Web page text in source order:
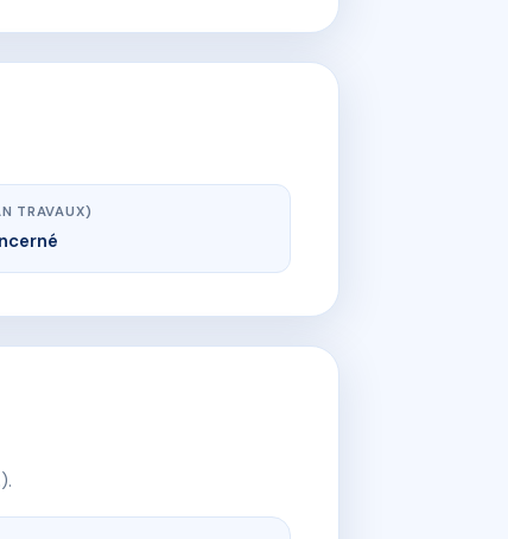
TRAVAUX)